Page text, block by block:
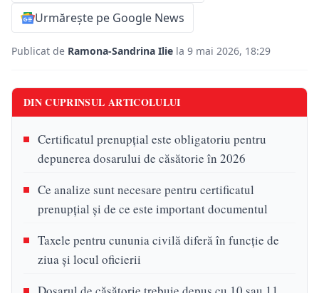
Urmărește pe Google News
Publicat de Ramona-Sandrina Ilie la 9 mai 2026, 18:29
DIN CUPRINSUL ARTICOLULUI
Certificatul prenupțial este obligatoriu pentru
depunerea dosarului de căsătorie în 2026
Ce analize sunt necesare pentru certificatul
prenupțial și de ce este important documentul
Taxele pentru cununia civilă diferă în funcție de
ziua și locul oficierii